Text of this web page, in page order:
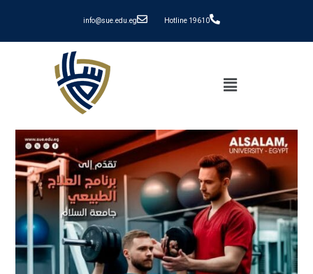
info@sue.edu.eg Hotline 19610